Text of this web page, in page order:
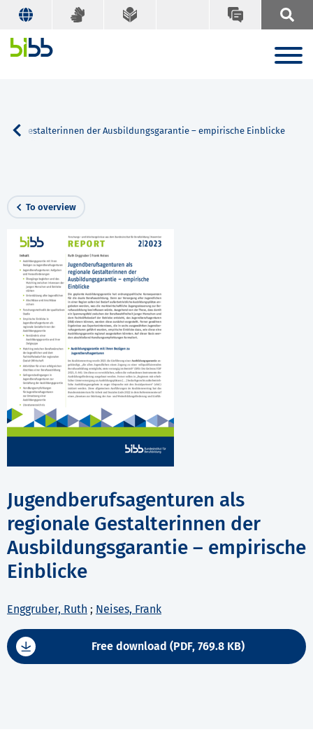
Gestalterinnen der Ausbildungsgarantie – empirische Einblicke
To overview
Jugendberufsagenturen als
regionale Gestalterinnen der
Ausbildungsgarantie – empirische
Einblicke
Enggruber, Ruth ; Neises, Frank
Free download (PDF, 769.8 KB)